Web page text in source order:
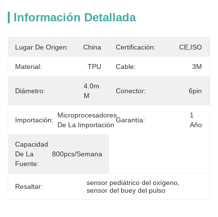
Información Detallada
Lugar De Origen: China Certificación: CE,ISO
Material: TPU Cable: 3M
Diámetro:
4.0m
M
Conector: 6pin
Importación:
Microprocesadores
De La Importación
Garantía:
1
Año
Capacidad
De La
Fuente:
800pcs/semana
Resaltar: sensor pediátrico del oxígeno
sensor del buey del pulso